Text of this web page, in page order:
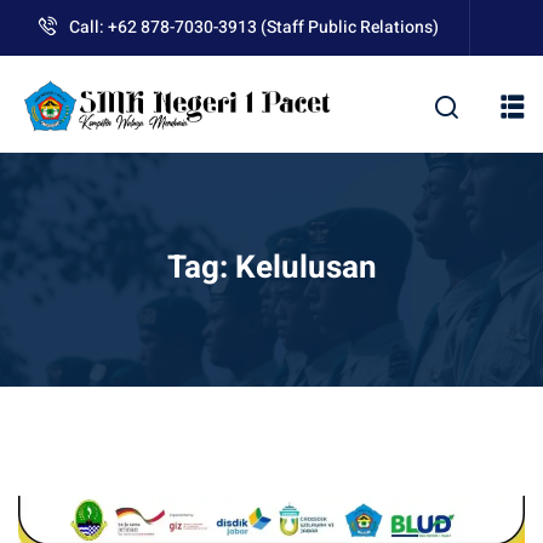
content
Call: +62 878-7030-3913 (Staff Public Relations)
Tag: Kelulusan